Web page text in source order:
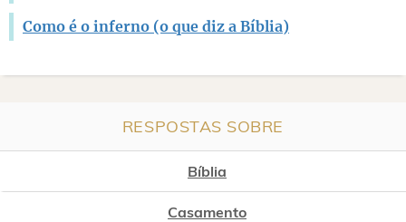
Como é o inferno (o que diz a Bíblia)
RESPOSTAS SOBRE
Bíblia
Casamento